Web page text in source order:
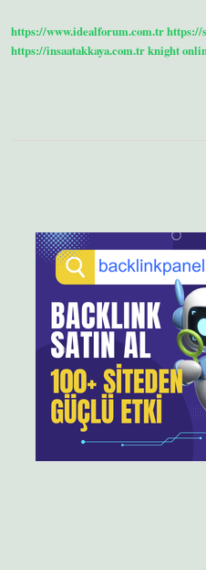
https://www.idealforum.com.trhttps://
https://insaatakkaya.com.trknight